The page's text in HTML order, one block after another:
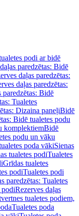
podi ar bidē
paredzētas: Bidē
daļas paredzētas:
daļas paredzētas:
paredzētas: Bidē
Tualetes
Dizaina paneļiBidē
Bidē tualetes podu
komplektiemBidē
podu un vāku
poda vākiSienas
tualetes podiTualetes
Grīdas tualetes
podiTualetes podi
paredzētas: Tualetes
podiRezerves daļas
tualetes podiem,
Tualetes poda